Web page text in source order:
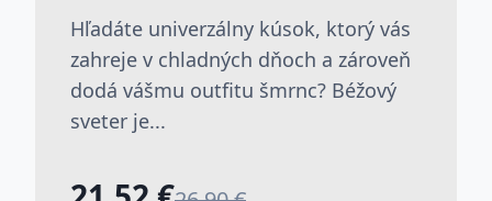
Hľadáte univerzálny kúsok, ktorý vás
zahreje v chladných dňoch a zároveň
dodá vášmu outfitu šmrnc? Béžový
sveter je...